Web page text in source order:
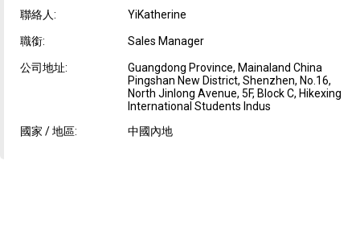
聯絡人: YiKatherine
職銜: Sales Manager
公司地址:
Guangdong Province, Mainaland China
Pingshan New District, Shenzhen, No.16,
North Jinlong Avenue, 5F, Block C, Hikexing
International Students Indus
國家 / 地區:
中國內地